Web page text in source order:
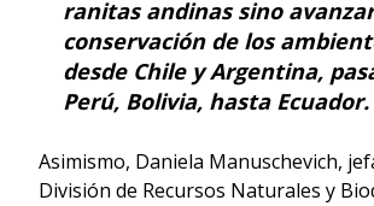
ranitas andinas sino
conservación de los
desde Chile y Argentina,
Perú, Bolivia, hasta Ecuador.
Asimismo, Daniela Manuschevich,
División de Recursos Naturales y